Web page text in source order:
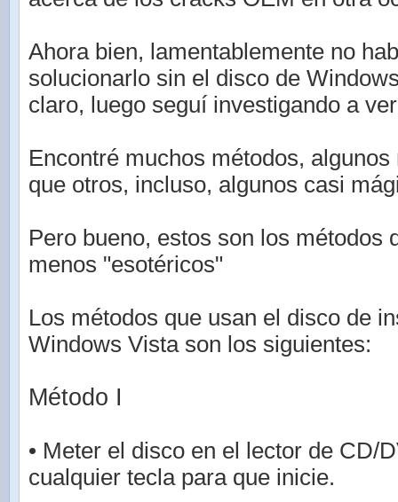
Ahora bien, lamentablemente no
solucionarlo sin el disco de
claro, luego seguí investigando a
Encontré muchos métodos,
que otros, incluso, algunos casi
Pero bueno, estos son los métodos
menos "esotéricos"
Los métodos que usan el disco de
Windows Vista son los siguientes:
Método I
• Meter el disco en el lector de CD/
cualquier tecla para que inicie.